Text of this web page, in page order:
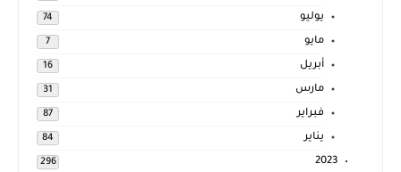
يوليو 74
مايو 7
أبريل 16
مارس 31
فبراير 87
يناير 84
2023
296